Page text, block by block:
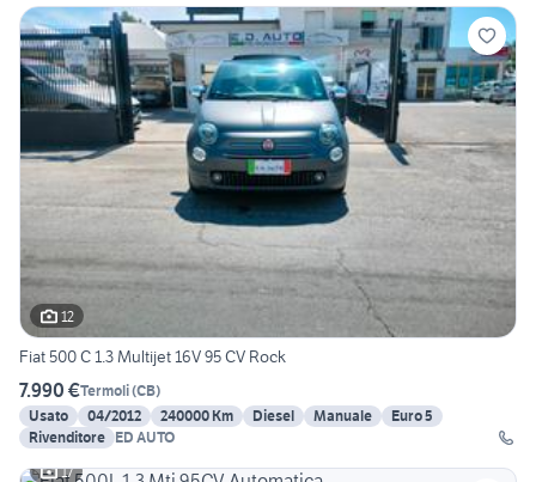
12
Fiat 500 C 1.3 Multijet 16V 95 CV Rock
7.990 €Termoli(CB)
Usato
04/2012 240000 Km Diesel Manuale
Euro 5
Rivenditore ED AUTO
17